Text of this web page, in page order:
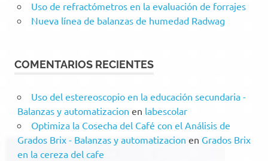
Uso de refractómetros en la evaluación de forrajes
Nueva línea de balanzas de humedad Radwag
COMENTARIOS RECIENTES
Uso del estereoscopio en la educación secundaria -
Balanzas y automatizacion en labescolar
Optimiza la Cosecha del Café con el Análisis de
Grados Brix - Balanzas y automatizacion en Grados Brix
en la cereza del cafe